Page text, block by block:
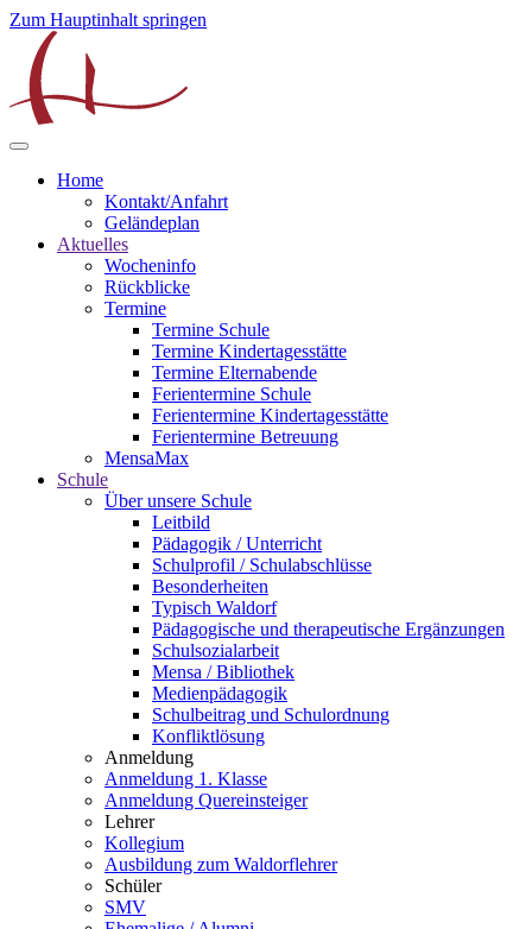
Zum Hauptinhalt springen
Home
Kontakt/Anfahrt
Geländeplan
Aktuelles
Wocheninfo
Rückblicke
Termine
Termine Schule
Termine Kindertagesstätte
Termine Elternabende
Ferientermine Schule
Ferientermine Kindertagesstätte
Ferientermine Betreuung
MensaMax
Schule
Über unsere Schule
Leitbild
Pädagogik / Unterricht
Schulprofil / Schulabschlüsse
Besonderheiten
Typisch Waldorf
Pädagogische und therapeutische Ergänzungen
Schulsozialarbeit
Mensa / Bibliothek
Medienpädagogik
Schulbeitrag und Schulordnung
Konfliktlösung
Anmeldung
Anmeldung 1. Klasse
Anmeldung Quereinsteiger
Lehrer
Kollegium
Ausbildung zum Waldorflehrer
Schüler
SMV